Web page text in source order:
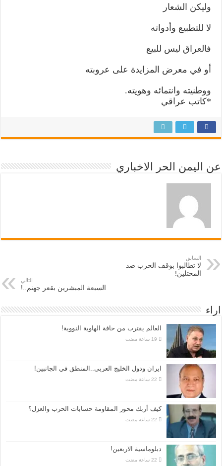
وليكن الشعار
لا للتطبيع وأدواته
فالعراق ليس للبيع
أو في معرض المزايدة على عروبته
ووطنيته وانتمائه وهويته.
*كاتب عراقي
عن اليمن الحر الاخباري
السابق
لا تطالبوا بوقف الحرب ضد
المحتلين!
التالي
السبعة المبشرين بقعر جهنم..!
اراء
العالم يقترب من حافة الهاوية النووية!
ايران ودول الخليج العربى..المنطق في الجانبين!
كيف أربك محور المقاومة حسابات الحرب والعزل؟
دبلوماسية الاربعين!